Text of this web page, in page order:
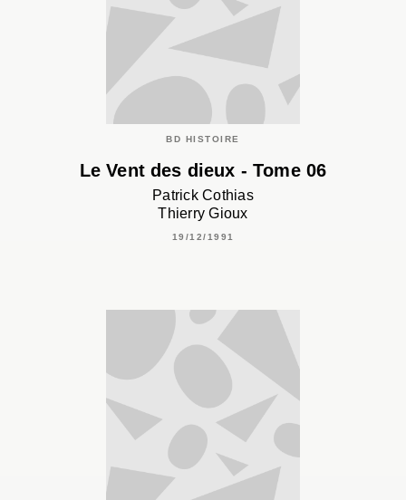
BD HISTOIRE
Le Vent des dieux - Tome 06
Patrick Cothias
Thierry Gioux
19/12/1991